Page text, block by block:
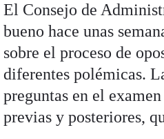
El Consejo de
bueno hace unas
sobre el proceso de
diferentes polémicas.
preguntas en el
previas y posteriores,